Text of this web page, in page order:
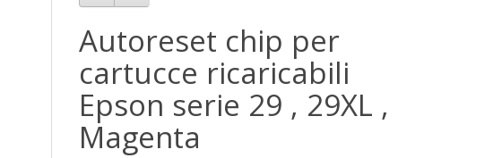
Autoreset chip per
cartucce ricaricabili
Epson serie 29 , 29XL ,
Magenta